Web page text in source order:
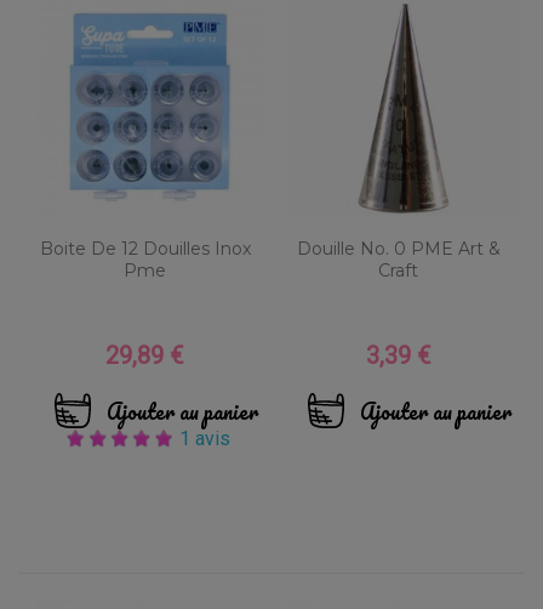
Boite De 12 Douilles Inox
Pme
Prix
29,89 €
Ajouter au panier
1 avis
Douille No. 0 PME Art &
Craft
Prix
3,39 €
Ajouter au panier